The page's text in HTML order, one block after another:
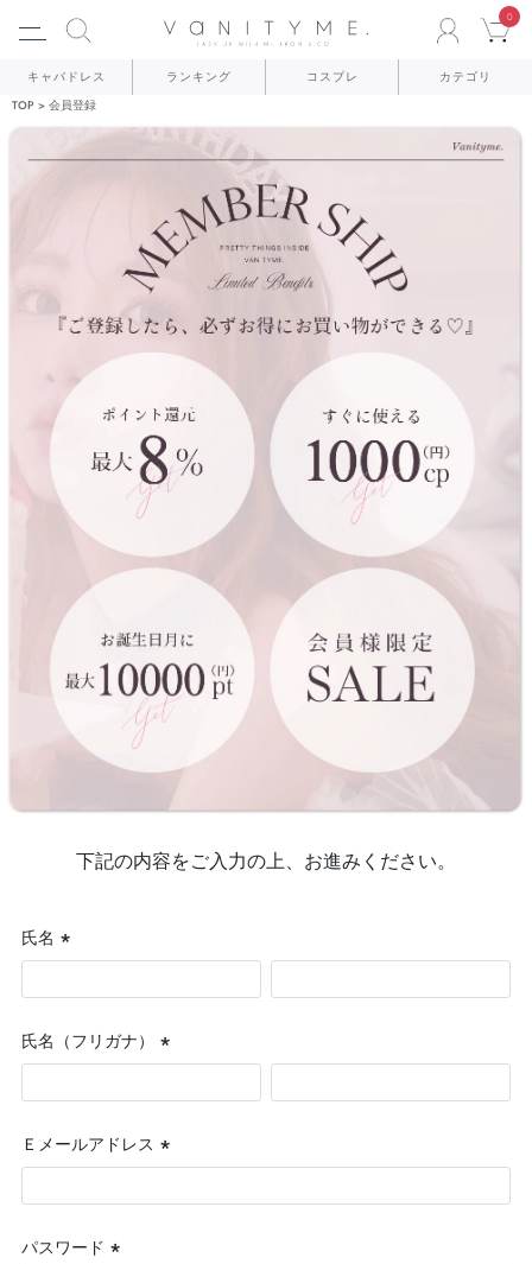
0
キャバドレス ランキング コスプレ カテゴリ
TOP 会員登録
下記の内容をご入力の上、お進みください。
氏名
(必
須)
氏名（フリガナ）
(必
須)
Ｅメールアドレス
(必
須)
パスワード